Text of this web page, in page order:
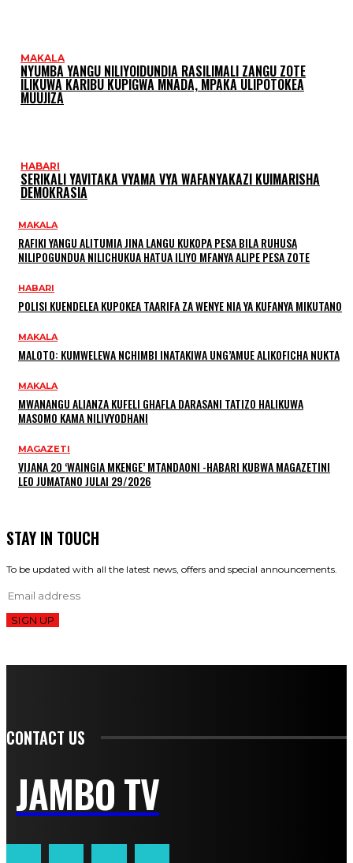
MAKALA
NYUMBA YANGU NILIYOIDUNDIA RASILIMALI ZANGU ZOTE
ILIKUWA KARIBU KUPIGWA MNADA, MPAKA ULIPOTOKEA
MUUJIZA
HABARI
SERIKALI YAVITAKA VYAMA VYA WAFANYAKAZI KUIMARISHA
DEMOKRASIA
MAKALA
RAFIKI YANGU ALITUMIA JINA LANGU KUKOPA PESA BILA RUHUSA
NILIPOGUNDUA NILICHUKUA HATUA ILIYO MFANYA ALIPE PESA ZOTE
HABARI
POLISI KUENDELEA KUPOKEA TAARIFA ZA WENYE NIA YA KUFANYA MIKUTANO
MAKALA
MALOTO: KUMWELEWA NCHIMBI INATAKIWA UNG’AMUE ALIKOFICHA NUKTA
MAKALA
MWANANGU ALIANZA KUFELI GHAFLA DARASANI TATIZO HALIKUWA
MASOMO KAMA NILIVYODHANI
MAGAZETI
VIJANA 20 ‘WAINGIA MKENGE’ MTANDAONI -HABARI KUBWA MAGAZETINI
LEO JUMATANO JULAI 29/2026
STAY IN TOUCH
To be updated with all the latest news, offers and special announcements.
SIGN UP
CONTACT US
JAMBO TV